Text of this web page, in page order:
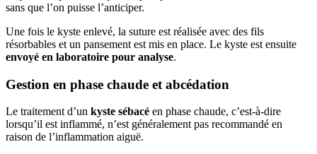
sans que l’on puisse l’anticiper.
Une fois le kyste enlevé, la suture est réalisée avec des fils
résorbables et un pansement est mis en place. Le kyste est ensuite
envoyé en laboratoire pour analyse.
Gestion en phase chaude et abcédation
Le traitement d’un kyste sébacé en phase chaude, c’est-à-dire
lorsqu’il est inflammé, n’est généralement pas recommandé en
raison de l’inflammation aiguë.